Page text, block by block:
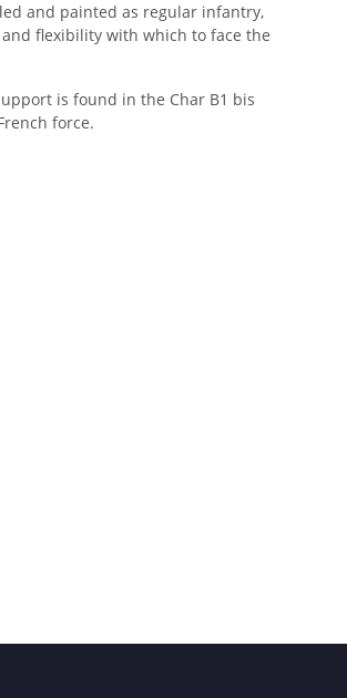
and painted as regular infantry,
flexibility with which to face the
is found in the Char B1 bis
force.